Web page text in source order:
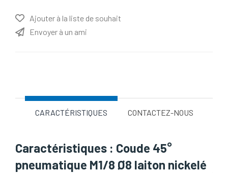
Ajouter à la liste de souhait
Envoyer à un ami
CARACTÉRISTIQUES CONTACTEZ-NOUS
Caractéristiques : Coude 45°
pneumatique M1/8 Ø8 laiton nickelé